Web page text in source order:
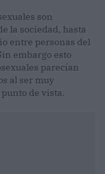
son
la sociedad, hasta
entre personas del
embargo esto
parecían
al ser muy
de vista.